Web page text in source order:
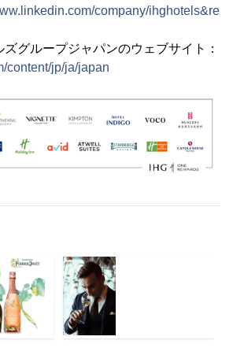
company/ihghotels&re
ズグループジャパンのウェブサイト：
content/jp/ja/japan